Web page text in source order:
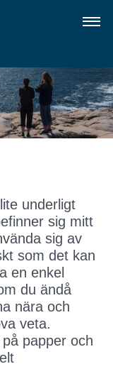
underligt
sig mitt
sig av
som det kan
en enkel
du ändå
nära och
veta.
papper och